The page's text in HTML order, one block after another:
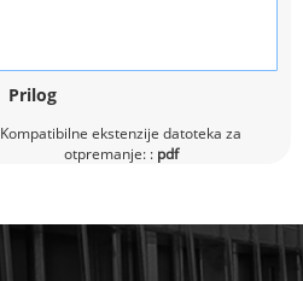
Prilog
Kompatibilne ekstenzije datoteka za
otpremanje: : pdf